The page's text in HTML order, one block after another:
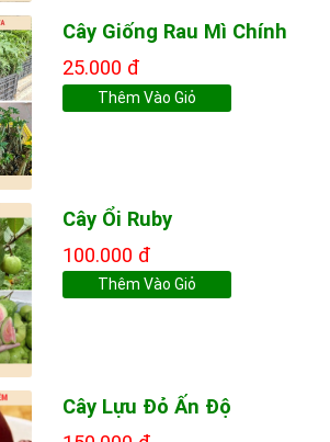
Cây Giống Rau Mì Chính
25.000 đ
Thêm Vào Giỏ
Cây Ổi Ruby
100.000 đ
Thêm Vào Giỏ
Cây Lựu Đỏ Ấn Độ